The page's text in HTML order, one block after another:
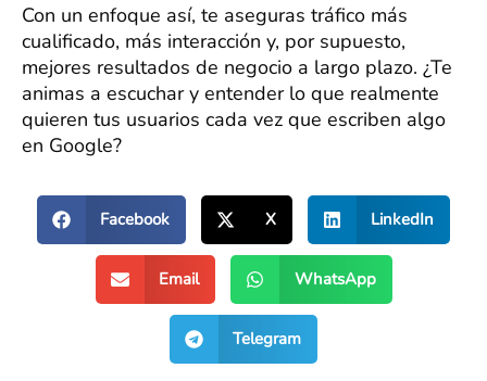
Con un enfoque así, te aseguras tráfico más
cualificado, más interacción y, por supuesto,
mejores resultados de negocio a largo plazo. ¿Te
animas a escuchar y entender lo que realmente
quieren tus usuarios cada vez que escriben algo
en Google?
Facebook X LinkedIn
Email WhatsApp
Telegram